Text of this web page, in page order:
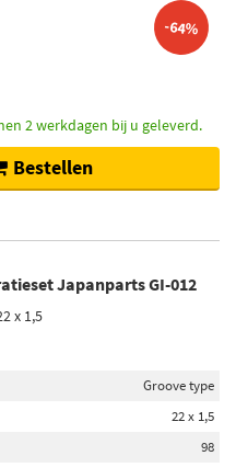
-64%
2 werkdagen bij u geleverd.
Bestellen
Japanparts GI-012
x 1,5
Groove type
22 x 1,5
98